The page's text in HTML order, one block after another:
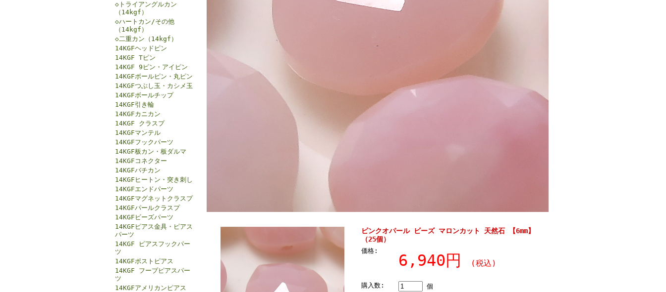
◇トライアングルカン
（14kgf）
◇ハートカン/その他
（14kgf）
◇二重カン（14kgf）
14KGFヘッドピン
14KGF Tピン
14KGF 9ピン・アイピン
14KGFボールピン・丸ピン
14KGFつぶし玉・カシメ玉
14KGFボールチップ
14KGF引き輪
14KGFカニカン
14KGF クラスプ
14KGFマンテル
14KGFフックパーツ
14KGF板カン・板ダルマ
14KGFコネクター
14KGFバチカン
14KGFヒートン・突き刺し
14KGFエンドパーツ
14KGFマグネットクラスプ
14KGFパールクラスプ
14KGFビーズパーツ
14KGFピアス金具・ピアス
パーツ
14KGF ピアスフックパー
ツ
14KGFポストピアス
14KGF フープピアスパー
ツ
14KGFアメリカンピアス
ピンクオパール ビーズ マロンカット 天然石 【6mm】
（25個）
価格:
6,940円 (税込)
購入数: 個